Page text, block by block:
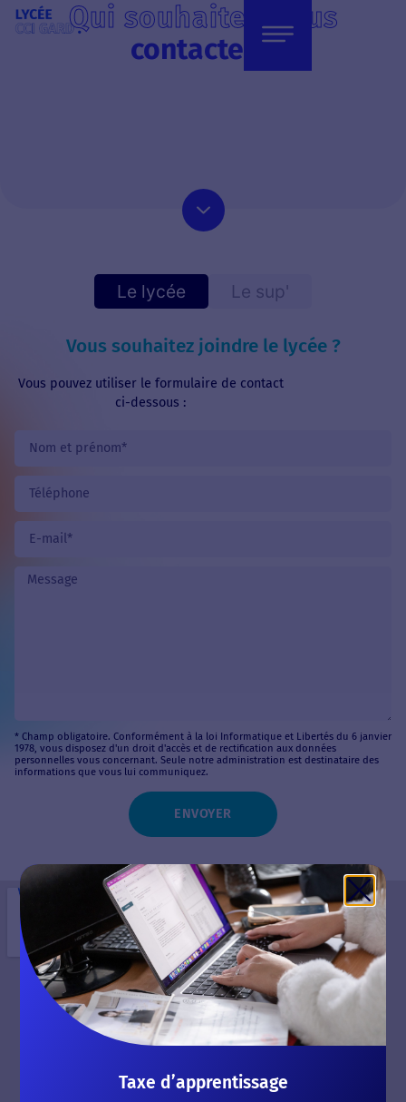
Qui souhaitez-vous
contacter ?
Le lycée Le sup'
Vous souhaitez joindre le lycée ?
Vous pouvez utiliser le formulaire de contact
ci-dessous :
* Champ obligatoire. Conformément à la loi Informatique et Libertés du 6 janvier
1978, vous disposez d'un droit d'accès et de rectification aux données
personnelles vous concernant. Seule notre administration est destinataire des
informations que vous lui communiquez.
ENVOYER
Taxe d’apprentissage